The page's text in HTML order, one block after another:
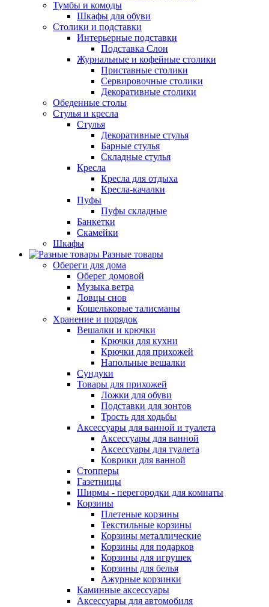
Тумбы и комоды
Шкафы для обуви
Столики и подставки
Интерьерные подставки
Подставка Слон
Журнальные и кофейные столики
Приставные столики
Сервировочные столики
Декоративные столики
Обеденные столы
Стулья и кресла
Стулья
Декоративные стулья
Барные стулья
Складные стулья
Кресла
Кресла для отдыха
Кресла-качалки
Пуфы
Пуфы складные
Банкетки
Скамейки
Шкафы
Разные товары
Обереги для дома
Оберег домовой
Музыка ветра
Ловцы снов
Кошельковые талисманы
Хранение и порядок
Вешалки и крючки
Крючки для кухни
Крючки для прихожей
Напольные вешалки
Сундуки
Товары для прихожей
Ложки для обуви
Подставки для зонтов
Трость для ходьбы
Аксессуары для ванной и туалета
Аксессуары для ванной
Аксессуары для туалета
Коврики для ванной
Стопперы
Газетницы
Ширмы - перегородки для комнаты
Корзины
Плетеные корзины
Текстильные корзины
Корзины металлические
Корзины для подарков
Корзины для игрушек
Корзины для белья
Ажурные корзинки
Каминные аксессуары
Аксессуары для автомобиля